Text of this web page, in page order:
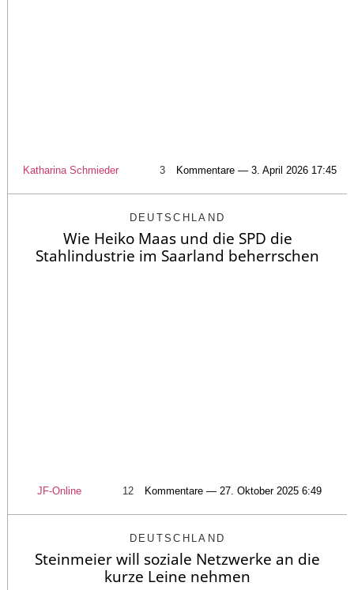
Katharina Schmieder 3 Kommentare — 3. April 2026 17:45
DEUTSCHLAND
Wie Heiko Maas und die SPD die
Stahlindustrie im Saarland beherrschen
JF-Online 12 Kommentare — 27. Oktober 2025 6:49
DEUTSCHLAND
Steinmeier will soziale Netzwerke an die
kurze Leine nehmen